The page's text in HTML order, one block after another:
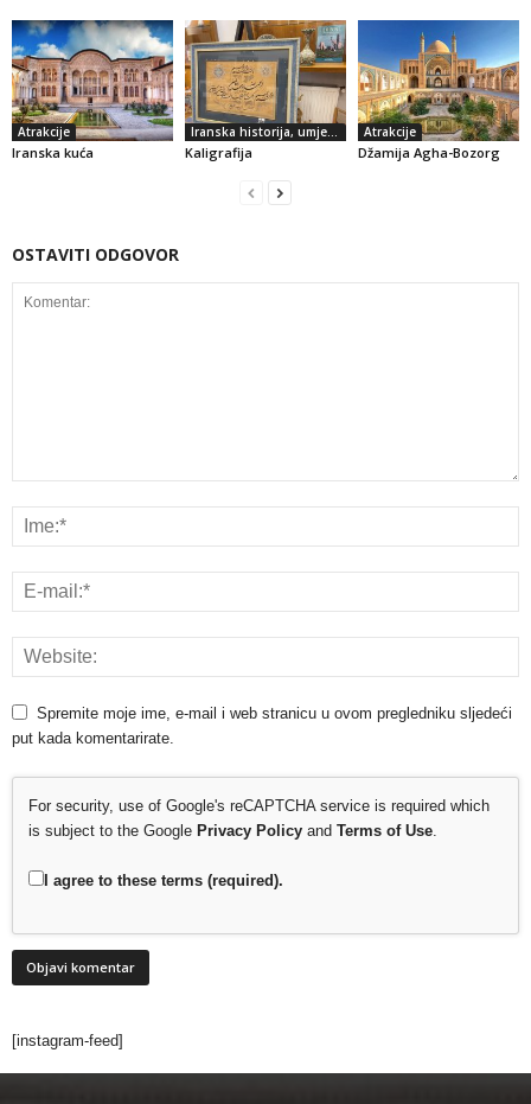
Atrakcije
Iranska kuća
Iranska historija, umjetnost i kultura
Kaligrafija
Atrakcije
Džamija Agha-Bozorg
OSTAVITI ODGOVOR
Spremite moje ime, e-mail i web stranicu u ovom pregledniku sljedeći
put kada komentarirate.
For security, use of Google's reCAPTCHA service is required which
is subject to the Google Privacy Policy and Terms of Use
I agree to these terms (required).
[instagram-feed]